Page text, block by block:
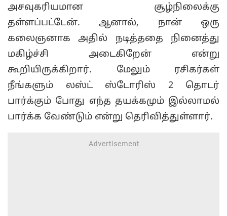
அசவுகரியமான சூழ்நிலைக்கு
தள்ளப்பட்டேன். ஆனால், நான் ஒரு
கலைஞனாக அதில் நடித்ததை நினைத்து
மகிழ்ச்சி அடைகிறேன் என்று
கூறியிருக்கிறார். மேலும் ரசிகர்கள்
நீங்களும் லஸ்ட் ஸ்டோரிஸ் 2 தொடர்
பார்க்கும் போது எந்த தயக்கமும் இல்லாமல்
பார்க்க வேண்டும் என்று தெரிவித்துள்ளார்.